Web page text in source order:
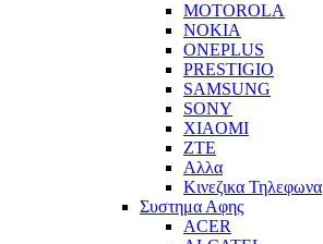
MOTOROLA
NOKIA
ONEPLUS
PRESTIGIO
SAMSUNG
SONY
XIAOMI
ZTE
Αλλα
Κινεζικα Τηλεφωνα
Συστημα Αφης
ACER